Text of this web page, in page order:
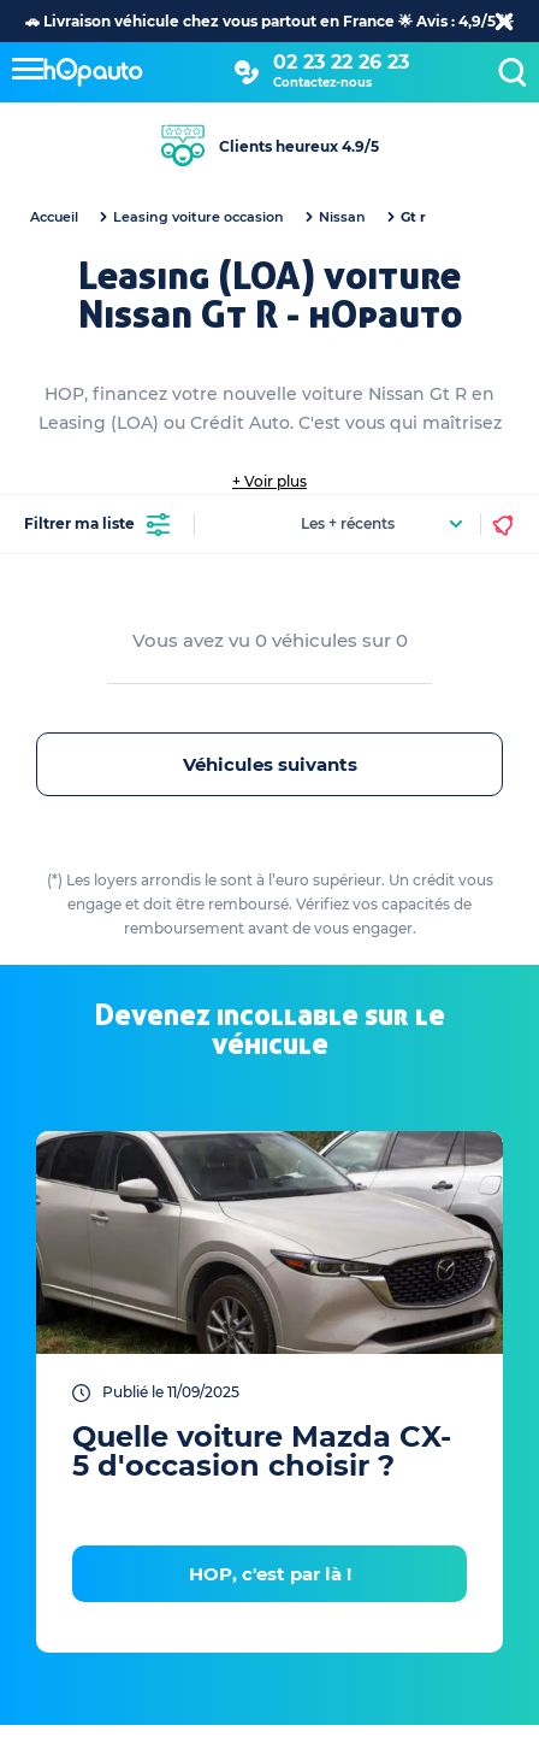
🚗 Livraison véhicule chez vous partout en France 🌟 Avis : 4,9/5 🌟
02 23 22 26 23
Contactez-nous
Clients heureux 4.9/5
Accueil Leasing voiture occasion Nissan Gt r
Leasing (LOA) voiture
Nissan Gt R - hOpauto
HOP, financez votre nouvelle voiture Nissan Gt R en
Leasing (LOA) ou Crédit Auto. C'est vous qui maîtrisez
+ Voir plus
Filtrer ma liste
Vous avez vu 0 véhicules sur 0
Véhicules suivants
(*) Les loyers arrondis le sont à l’euro supérieur. Un crédit vous
engage et doit être remboursé. Vérifiez vos capacités de
remboursement avant de vous engager.
Devenez incollable sur le
véhicule
Publié le 11/09/2025
Quelle voiture Mazda CX-
5 d'occasion choisir ?
HOP, c'est par là !